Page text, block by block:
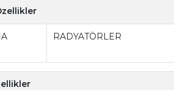
RADYATÖRLER